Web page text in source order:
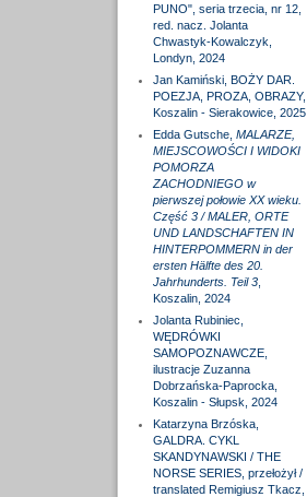
PUNO", seria trzecia, nr 12,
red. nacz. Jolanta
Chwastyk-Kowalczyk,
Londyn, 2024
Jan Kamiński, BOŻY DAR.
POEZJA, PROZA, OBRAZY,
Koszalin - Sierakowice, 2025
Edda Gutsche, MALARZE,
MIEJSCOWOŚCI I WIDOKI
POMORZA
ZACHODNIEGO w
pierwszej połowie XX wieku.
Część 3 / MALER, ORTE
UND LANDSCHAFTEN IN
HINTERPOMMERN in der
ersten Hälfte des 20.
Jahrhunderts. Teil 3,
Koszalin, 2024
Jolanta Rubiniec,
WĘDRÓWKI
SAMOPOZNAWCZE,
ilustracje Zuzanna
Dobrzańska-Paprocka,
Koszalin - Słupsk, 2024
Katarzyna Brzóska,
GALDRA. CYKL
SKANDYNAWSKI / THE
NORSE SERIES, przełożył /
translated Remigiusz Tkacz,